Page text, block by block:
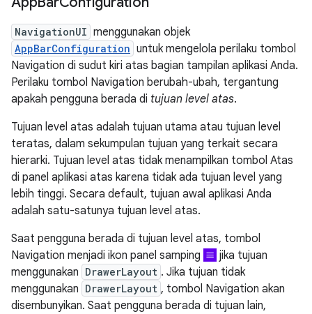
NavigationUI menggunakan objek
AppBarConfiguration untuk mengelola perilaku tombol
Navigation di sudut kiri atas bagian tampilan aplikasi Anda.
Perilaku tombol Navigation berubah-ubah, tergantung
apakah pengguna berada di tujuan level atas.
Tujuan level atas adalah tujuan utama atau tujuan level
teratas, dalam sekumpulan tujuan yang terkait secara
hierarki. Tujuan level atas tidak menampilkan tombol Atas
di panel aplikasi atas karena tidak ada tujuan level yang
lebih tinggi. Secara default, tujuan awal aplikasi Anda
adalah satu-satunya tujuan level atas.
Saat pengguna berada di tujuan level atas, tombol
Navigation menjadi ikon panel samping
jika tujuan
menggunakan DrawerLayout . Jika tujuan tidak
menggunakan DrawerLayout , tombol Navigation akan
disembunyikan. Saat pengguna berada di tujuan lain,